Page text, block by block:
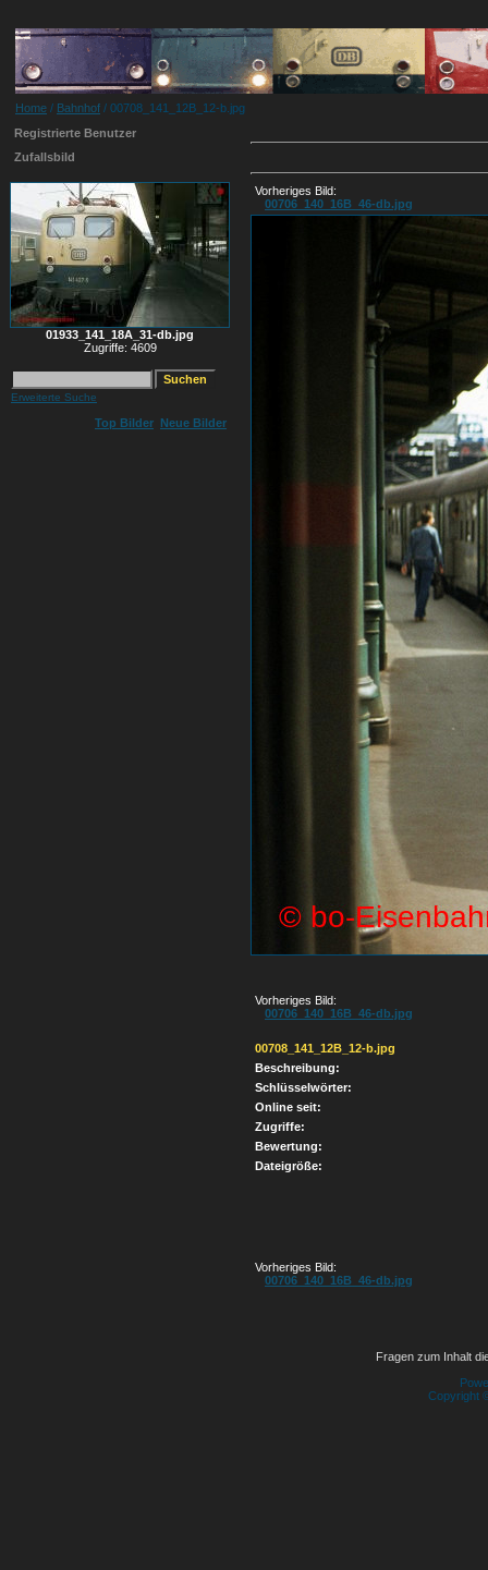
Home / Bahnhof / 00708_141_12B_12-b.jpg
Registrierte Benutzer
Zufallsbild
01933_141_18A_31-db.jpg
Zugriffe: 4609
Erweiterte Suche
Top Bilder Neue Bilder
Vorheriges Bild:
00706_140_16B_46-db.jpg
Vorheriges Bild:
00706_140_16B_46-db.jpg
00708_141_12B_12-b.jpg
Beschreibung:
Schlüsselwörter:
Online seit:
Zugriffe:
Bewertung:
Dateigröße:
Vorheriges Bild:
00706_140_16B_46-db.jpg
Fragen zum Inhalt
Copyright